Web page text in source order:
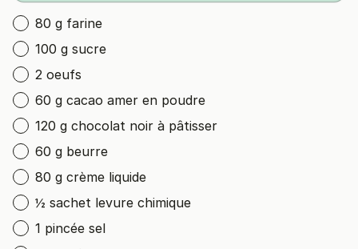
80 g farine
100 g sucre
2 oeufs
60 g cacao amer en poudre
120 g chocolat noir à pâtisser
60 g beurre
80 g crème liquide
½ sachet levure chimique
1 pincée sel